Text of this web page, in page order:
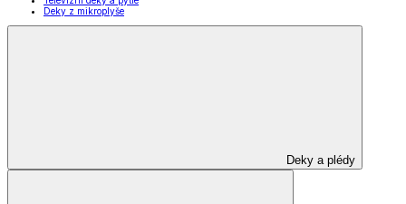
Deky z mikroplyše
Deky a plédy